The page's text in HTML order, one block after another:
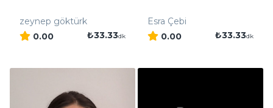
zeynep göktürk
0.00
₺33.33dk
Esra Çebi
0.00
₺33.33dk